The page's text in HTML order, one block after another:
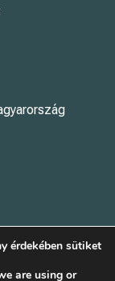
érdekében sütiket
are using or